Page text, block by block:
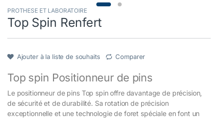
PROTHESE ET LABORATOIRE
Top Spin Renfert
Ajouter à la liste de souhaits Comparer
Top spin Positionneur de pins
Le positionneur de pins Top spin offre davantage de précision,
de sécurité et de durabilité. Sa rotation de précision
exceptionnelle et une technologie de foret spéciale en font un